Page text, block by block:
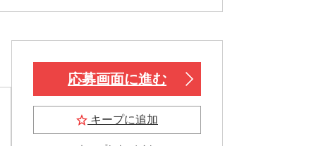
応募画面に進む
キープに追加